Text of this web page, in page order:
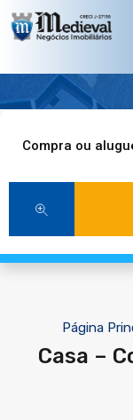
Compra ou
Página
Casa –